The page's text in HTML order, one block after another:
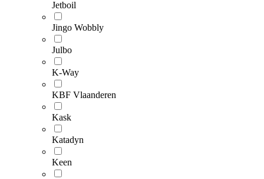
Jetboil
Jingo Wobbly
Julbo
K-Way
KBF Vlaanderen
Kask
Katadyn
Keen